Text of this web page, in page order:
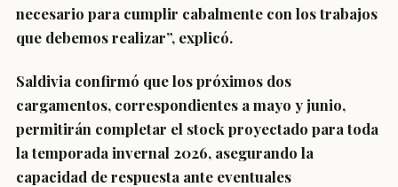
necesario para cumplir cabalmente con los trabajos
que debemos realizar”, explicó.
Saldivia confirmó que los próximos dos
cargamentos, correspondientes a mayo y junio,
permitirán completar el stock proyectado para toda
la temporada invernal 2026, asegurando la
capacidad de respuesta ante eventuales